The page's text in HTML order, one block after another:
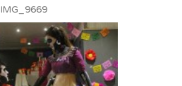
IMG_9669